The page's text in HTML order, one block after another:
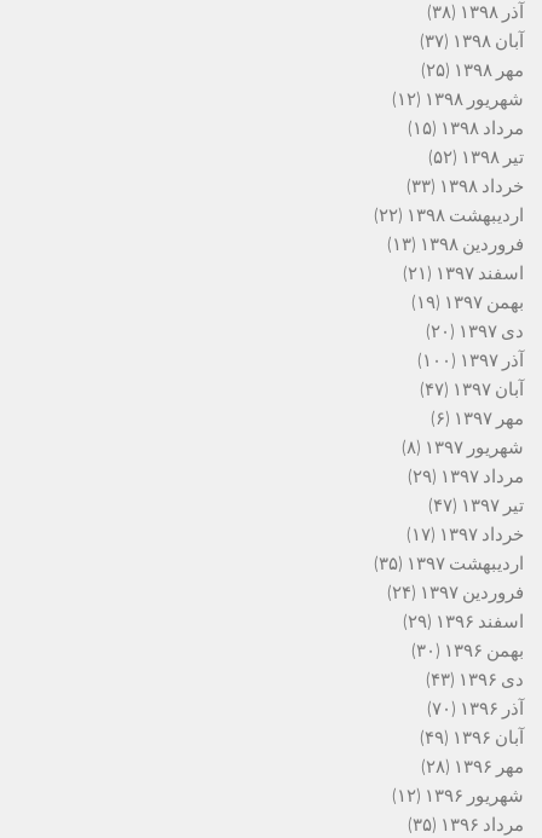
آذر ۱۳۹۸
(۳۸)
آبان ۱۳۹۸
(۳۷)
مهر ۱۳۹۸
(۲۵)
شهریور ۱۳۹۸
(۱۲)
مرداد ۱۳۹۸
(۱۵)
تیر ۱۳۹۸
(۵۲)
خرداد ۱۳۹۸
(۳۳)
اردیبهشت ۱۳۹۸
(۲۲)
فروردین ۱۳۹۸
(۱۳)
اسفند ۱۳۹۷
(۲۱)
بهمن ۱۳۹۷
(۱۹)
دی ۱۳۹۷
(۲۰)
آذر ۱۳۹۷
(۱۰۰)
آبان ۱۳۹۷
(۴۷)
مهر ۱۳۹۷
(۶)
شهریور ۱۳۹۷
(۸)
مرداد ۱۳۹۷
(۲۹)
تیر ۱۳۹۷
(۴۷)
خرداد ۱۳۹۷
(۱۷)
اردیبهشت ۱۳۹۷
(۳۵)
فروردین ۱۳۹۷
(۲۴)
اسفند ۱۳۹۶
(۲۹)
بهمن ۱۳۹۶
(۳۰)
دی ۱۳۹۶
(۴۳)
آذر ۱۳۹۶
(۷۰)
آبان ۱۳۹۶
(۴۹)
مهر ۱۳۹۶
(۲۸)
شهریور ۱۳۹۶
(۱۲)
مرداد ۱۳۹۶
(۳۵)